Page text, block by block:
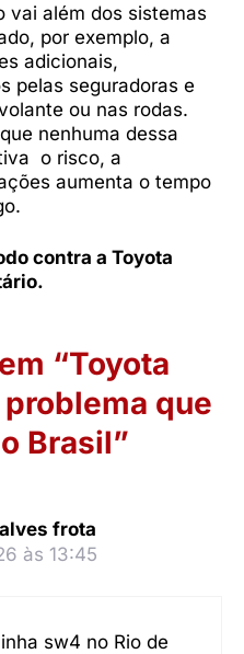
vai além dos sistemas
por exemplo, a
adicionais,
pelas seguradoras e
ou nas rodas.
nenhuma dessa
o risco, a
aumenta o tempo
contra a Toyota
“Toyota
que
Brasil”
frota
às 13:45
sw4 no Rio de